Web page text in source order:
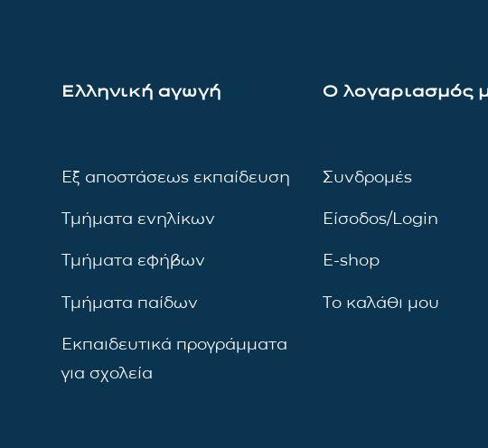
Ελληνική αγωγή
Εξ αποστάσεως εκπαίδευση
Τμήματα ενηλίκων
Τμήματα εφήβων
Τμήματα παίδων
Εκπαιδευτικά προγράμματα
για σχολεία
Ο λογαριασμός
Συνδρομές
Είσοδος/Login
E-shop
Το καλάθι μου